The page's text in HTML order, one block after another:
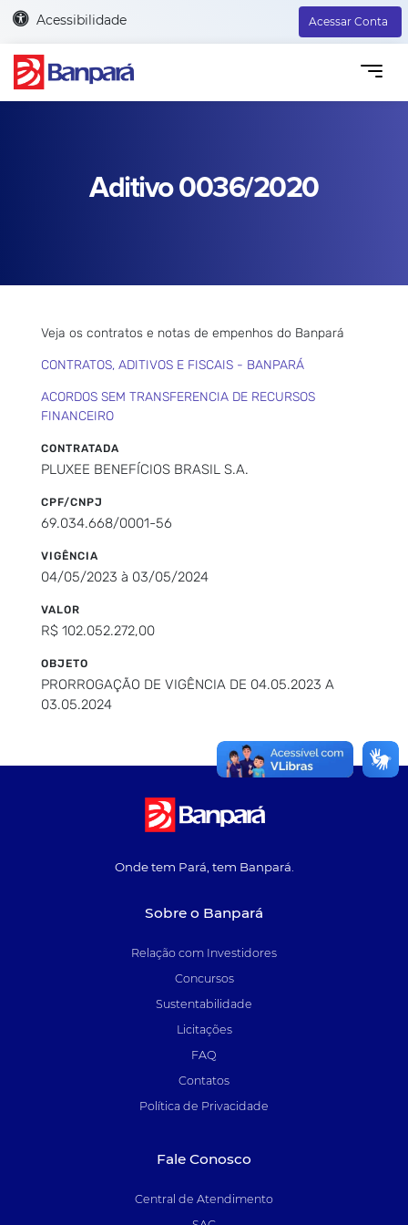
Acessibilidade Acessar Conta
Aditivo 0036/2020
Veja os contratos e notas de empenhos do Banpará
CONTRATOS, ADITIVOS E FISCAIS - BANPARÁ
ACORDOS SEM TRANSFERENCIA DE RECURSOS
FINANCEIRO
CONTRATADA
PLUXEE BENEFÍCIOS BRASIL S.A.
CPF/CNPJ
69.034.668/0001-56
VIGÊNCIA
04/05/2023 à 03/05/2024
VALOR
R$ 102.052.272,00
OBJETO
PRORROGAÇÃO DE VIGÊNCIA DE 04.05.2023 A
03.05.2024
Onde tem Pará, tem Banpará.
Sobre o Banpará
Relação com Investidores
Concursos
Sustentabilidade
Licitações
FAQ
Contatos
Política de Privacidade
Fale Conosco
Central de Atendimento